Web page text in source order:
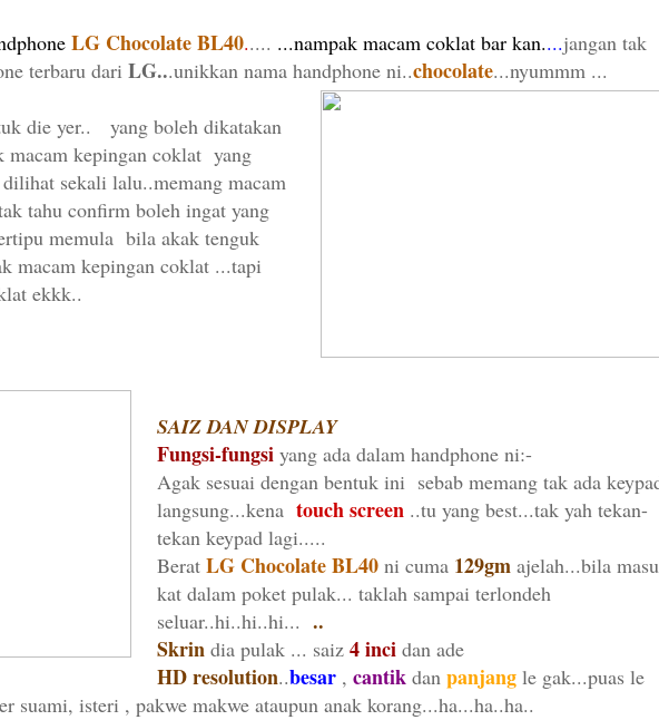
LG Chocolate BL40..... ...nampak macam coklat bar kan....jangan tak
terbaru dari LG...unikkan nama handphone ni..chocolate...nyummm ...
die yer.. yang boleh dikatakan
macam kepingan coklat yang
sekali lalu..memang macam
tahu confirm boleh ingat yang
memula bila akak tenguk
macam kepingan coklat ...tapi
ekkk..
SAIZ DAN DISPLAY
Fungsi-fungsi yang ada dalam handphone ni:-
Agak sesuai dengan bentuk ini sebab memang tak ada
langsung...kena touch screen ..tu yang best...tak yah tekan-
tekan keypad lagi.....
Berat LG Chocolate BL40 ni cuma 129gm ajelah...bila
kat dalam poket pulak... taklah sampai terlondeh
seluar..hi..hi..hi... ..
Skrin dia pulak ... saiz 4 inci dan ade
HDresolution..besar , cantik dan panjang le gak...puas le
suami, isteri , pakwe makwe ataupun anak korang...ha...ha..ha..